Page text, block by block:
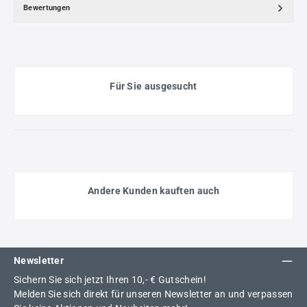
Bewertungen
Für Sie ausgesucht
Andere Kunden kauften auch
Newsletter
Sichern Sie sich jetzt Ihren 10,- € Gutschein!
Melden Sie sich direkt für unseren Newsletter an und verpassen